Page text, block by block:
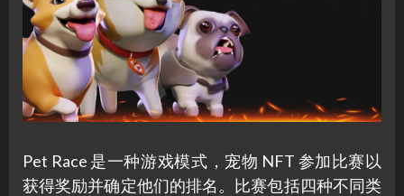
Pet Race 是一种游戏模式，宠物 NFT 参加比赛以
获得奖励并确定他们的排名。比赛包括四种不同类